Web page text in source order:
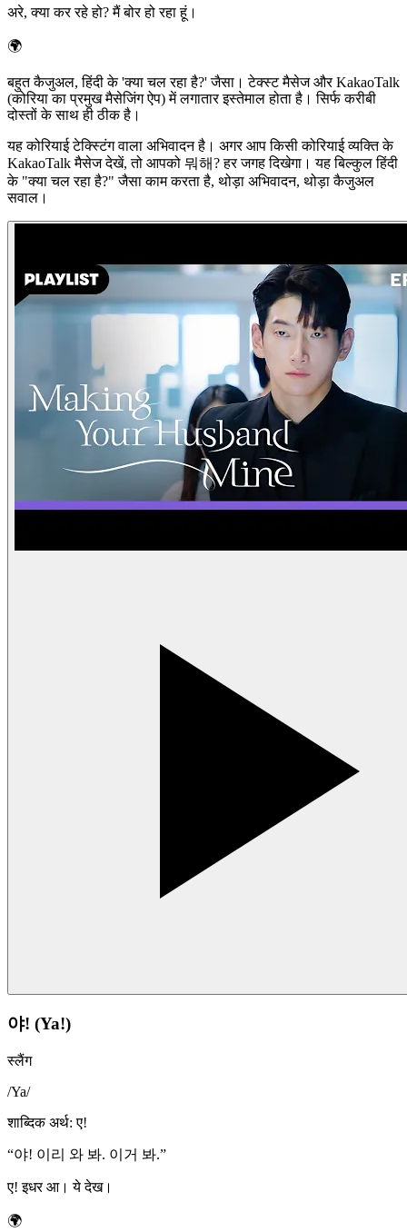
अरे, क्या कर रहे हो? मैं बोर हो रहा हूं।
🌍
बहुत कैजुअल, हिंदी के 'क्या चल रहा है?' जैसा। टेक्स्ट मैसेज और KakaoTalk
(कोरिया का प्रमुख मैसेजिंग ऐप) में लगातार इस्तेमाल होता है। सिर्फ करीबी
दोस्तों के साथ ही ठीक है।
यह कोरियाई टेक्स्टिंग वाला अभिवादन है। अगर आप किसी कोरियाई व्यक्ति के
KakaoTalk मैसेज देखें, तो आपको 뭐해? हर जगह दिखेगा। यह बिल्कुल हिंदी
के "क्या चल रहा है?" जैसा काम करता है, थोड़ा अभिवादन, थोड़ा कैजुअल
सवाल।
야! (Ya!)
स्लैंग
/Ya/
शाब्दिक अर्थ: ए!
“야! 이리 와 봐. 이거 봐.”
ए! इधर आ। ये देख।
🌍